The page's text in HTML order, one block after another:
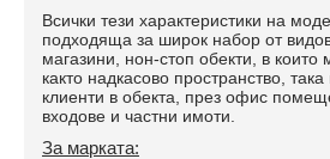
Всички тези характеристики на
подходяща за широк набор от
магазини, нон-стоп обекти, в
както надкасово пространство,
клиенти в обекта, през офис
входове и частни имоти.
За марката: